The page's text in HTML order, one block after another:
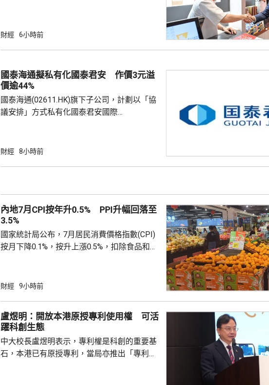
億元，有啟德附近的食肆指期間的生意增長了
示，今年上半年，約有175萬旅客參與超過
130項盛事活動，為香港帶來約58億...
財經 6小時前
國泰海通擬私有化國泰君安 作價3元溢
價逾44%
國泰海通(02611.HK)旗下子公司，計劃以「協
議安排」方式私有化國泰君安國際
部剩餘普通股，以實現後者私有化退市。同
控持股約73.9%。按此計算，收購剩餘股權所
需對價約為75億港元...
財經 8小時前
內地7月CPI按年升0.5% PPI升幅回落至
3.5%
國家統計局公布，7月居民消費價格指數(CPI)
按月下降0.1%，按升上漲0.5%，扣除食品和能
下降0.7%，按年上漲3.5%，漲幅比上月回落
動，令國內汽油價格下降10.7%；而PPI則受
到輸入性因素和季節性因素影響，國內相關...
財經 9小時前
盧煜明：開放本港原授專利使用權 可活
躍科創生態
中大校長盧煜明表示，專利權是科創的重要基
石，本港已有原授專利，當局亦推出「專利